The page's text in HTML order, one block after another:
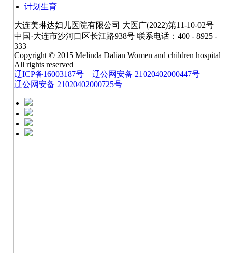
计划生育
大连美琳达妇儿医院有限公司 大医广(2022)第11-10-02号
中国·大连市沙河口区长江路938号 联系电话：400 - 8925 -
333
Copyright © 2015 Melinda Dalian Women and children hospital
All rights reserved
辽ICP备16003187号
辽公网安备 21020402000447号
辽公网安备 21020402000725号